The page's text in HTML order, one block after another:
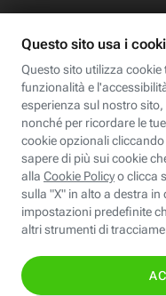
Fastweb Digital Academy
STEP FuturAbility District
Insieme,
© Fastweb SpA 2026